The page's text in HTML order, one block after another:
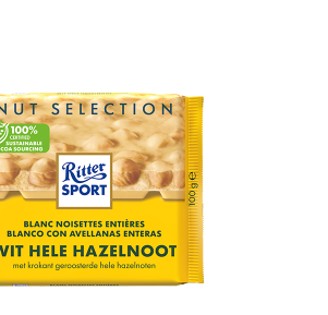
se
pueden
elegir
en
la
página
de
producto